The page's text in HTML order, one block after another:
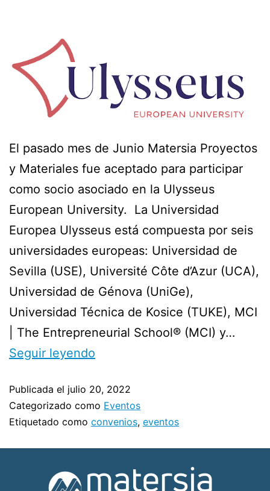
El pasado mes de Junio Matersia Proyectos
y Materiales fue aceptado para participar
como socio asociado en la Ulysseus
European University. La Universidad
Europea Ulysseus está compuesta por seis
universidades europeas: Universidad de
Sevilla (USE), Université Côte d’Azur (UCA),
Universidad de Génova (UniGe),
Universidad Técnica de Kosice (TUKE), MCI
| The Entrepreneurial School® (MCI) y…
Seguir leyendo
Publicada el julio 20, 2022
Categorizado como Eventos
Etiquetado como convenios, eventos